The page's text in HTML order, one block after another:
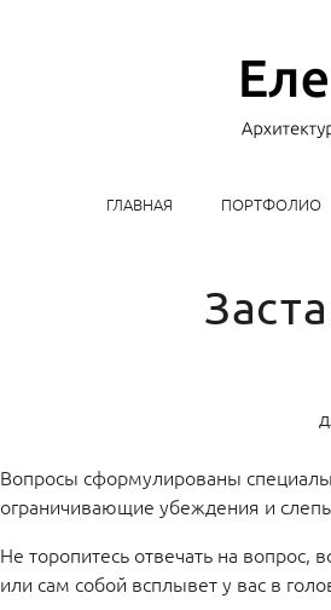
ГЛАВНАЯ ПОРТФОЛИО
Вопросы сформулированы
ограничивающие убеждения и
Не торопитесь отвечать на вопрос,
или сам собой всплывет у вас в